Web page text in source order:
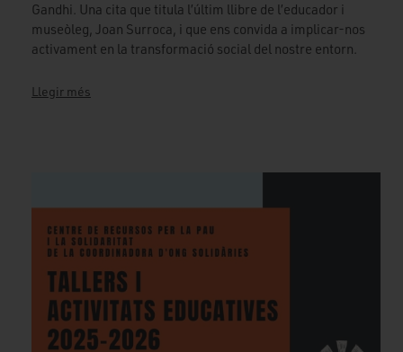
Gandhi. Una cita que titula l’últim llibre de l’educador i
museòleg, Joan Surroca, i que ens convida a implicar-nos
activament en la transformació social del nostre entorn.
Llegir més